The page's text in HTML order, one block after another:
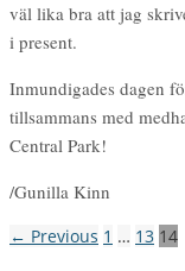
väl lika bra att jag
i present.
Inmundigades dagen
tillsammans med
Central Park!
/Gunilla Kinn
← Previous 1 … 13 14